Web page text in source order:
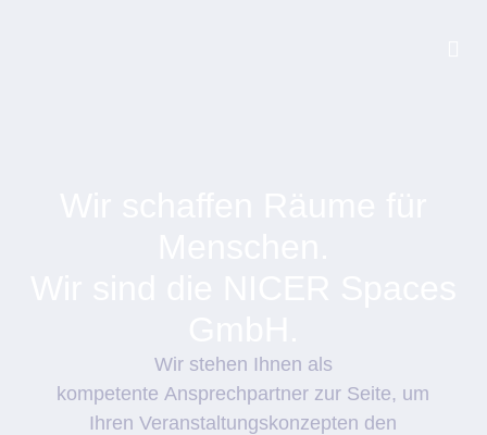
Wir stehen Ihnen als
kompetente Ansprechpartner zur Seite, um
Ihren Veranstaltungskonzepten den